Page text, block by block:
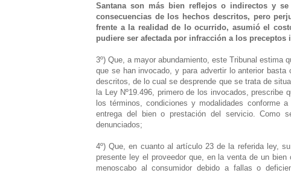
Santana son más bien reflejos o indirectos y
consecuencias de los hechos descritos, pero
frente a la realidad de lo ocurrido, asumió el
pudiere ser afectada por infracción a los
3º) Que, a mayor abundamiento, este Tribunal estima
que se han invocado, y para advertir lo anterior
descritos, de lo cual se desprende que se trata de
la Ley Nº19.496, primero de los invocados, prescribe
los términos, condiciones y modalidades conforme
entrega del bien o prestación del servicio. Como
denunciados;
4º) Que, en cuanto al artículo 23 de la referida ley,
presente ley el proveedor que, en la venta de un
menoscabo al consumidor debido a fallas o